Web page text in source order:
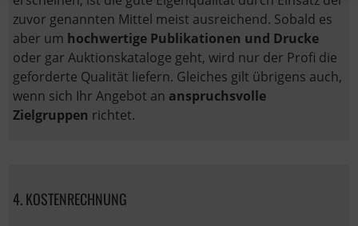
zuvor genannten Mittel meist ausreichend. Sobald es
aber um hochwertige Publikationen und Drucke
oder gar Auktionskataloge geht, wird nur der Profi die
geforderte Qualität liefern. Gleiches gilt übrigens auch,
wenn sich Ihr Angebot an anspruchsvolle
Zielgruppen richtet.
4. KOSTENRECHNUNG